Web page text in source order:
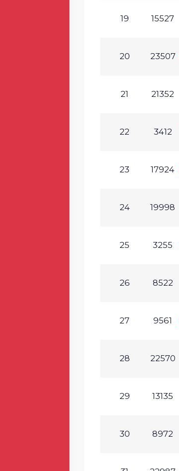
19 15527
20 23507
21 21352
22 3412
23 17924
24 19998
25 3255
26 8522
27 9561
28 22570
29 13135
30 8972